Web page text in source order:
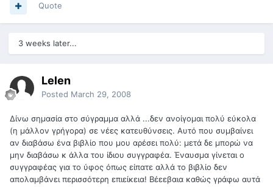
Quote
3 weeks later...
Lelen
Posted March 29, 2008
Δίνω σημασία στο σύγραμμα αλλά ...δεν ανοίγομαι πολύ εύκολα
(η μάλλον γρήγορα) σε νέες κατευθύνσεις. Αυτό που συμβαίνει
αν διαβάσω ένα βιβλίο που μου αρέσει πολύ: μετά δε μπορώ να
μην διαβάσω κ άλλα του ίδιου συγγραφέα. Έναυσμα γίνεται ο
συγγραφέας για το ύφος όπως είπατε αλλά το βιβλίο δεν
απολαμβάνει περισσότερη επιείκεια! Βέεεβαια καθώς γράφω αυτά